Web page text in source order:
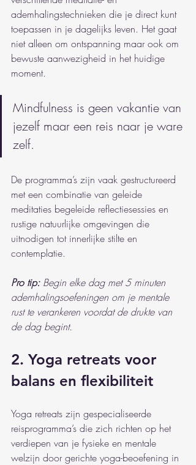
ademhalingstechnieken die je direct kunt
toepassen in je dagelijks leven. Het gaat
niet alleen om ontspanning maar ook om
bewuste aanwezigheid in het huidige
moment.
Mindfulness is geen vakantie van
jezelf maar een reis naar je ware
zelf.
De programma’s zijn vaak gestructureerd
met een combinatie van geleide
meditaties begeleide reflectiesessies en
rustige natuurlijke omgevingen die
uitnodigen tot innerlijke stilte en
contemplatie.
Pro tip: Begin elke dag met 5 minuten
ademhalingsoefeningen om je mentale
rust te verankeren voordat de drukte van
de dag begint.
2. Yoga retreats voor
balans en flexibiliteit
Yoga retreats zijn gespecialiseerde
reisprogramma’s die zich richten op het
verdiepen van je fysieke en mentale
welzijn door gerichte yoga-beoefening in